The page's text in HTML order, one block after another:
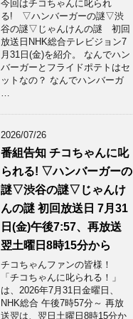
今回はチコちゃんに叱られ
る! ▽ハンバーガーの謎▽渋
谷の謎▽じゃんけんの謎 初回
放送日NHK総合テレビジョン7
月31日(金)を紹介。 なんでハン
バーガーとフライドポテトはセ
ットなの？ なんでハンバーガ
…
2026/07/26
番組告知 チコちゃんに叱
られる! ▽ハンバーガーの
謎▽渋谷の謎▽じゃんけ
んの謎 初回放送日 7月31
日(金)午後7:57、再放送
翌土曜日8時15分から
チコちゃんファンの皆様！
「チコちゃんに叱られる！」​
は、2026年7月31日金曜日、
NHK総合 午後7時57分～ 再放
送翌は、翌日土曜日8時15分か